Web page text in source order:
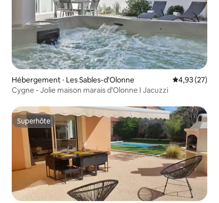
Hébergement ⋅ Les Sables-d'Olonne Évaluation
4,93 (27)
Cygne - Jolie maison marais d'Olonne I Jacuzzi
Superhôte
Superhôte